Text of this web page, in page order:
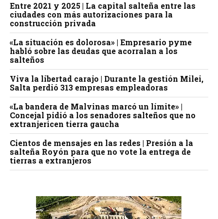
Entre 2021 y 2025 | La capital salteña entre las
ciudades con más autorizaciones para la
construcción privada
«La situación es dolorosa» | Empresario pyme
habló sobre las deudas que acorralan a los
salteños
Viva la libertad carajo | Durante la gestión Milei,
Salta perdió 313 empresas empleadoras
«La bandera de Malvinas marcó un límite» |
Concejal pidió a los senadores salteños que no
extranjericen tierra gaucha
Cientos de mensajes en las redes | Presión a la
salteña Royón para que no vote la entrega de
tierras a extranjeros